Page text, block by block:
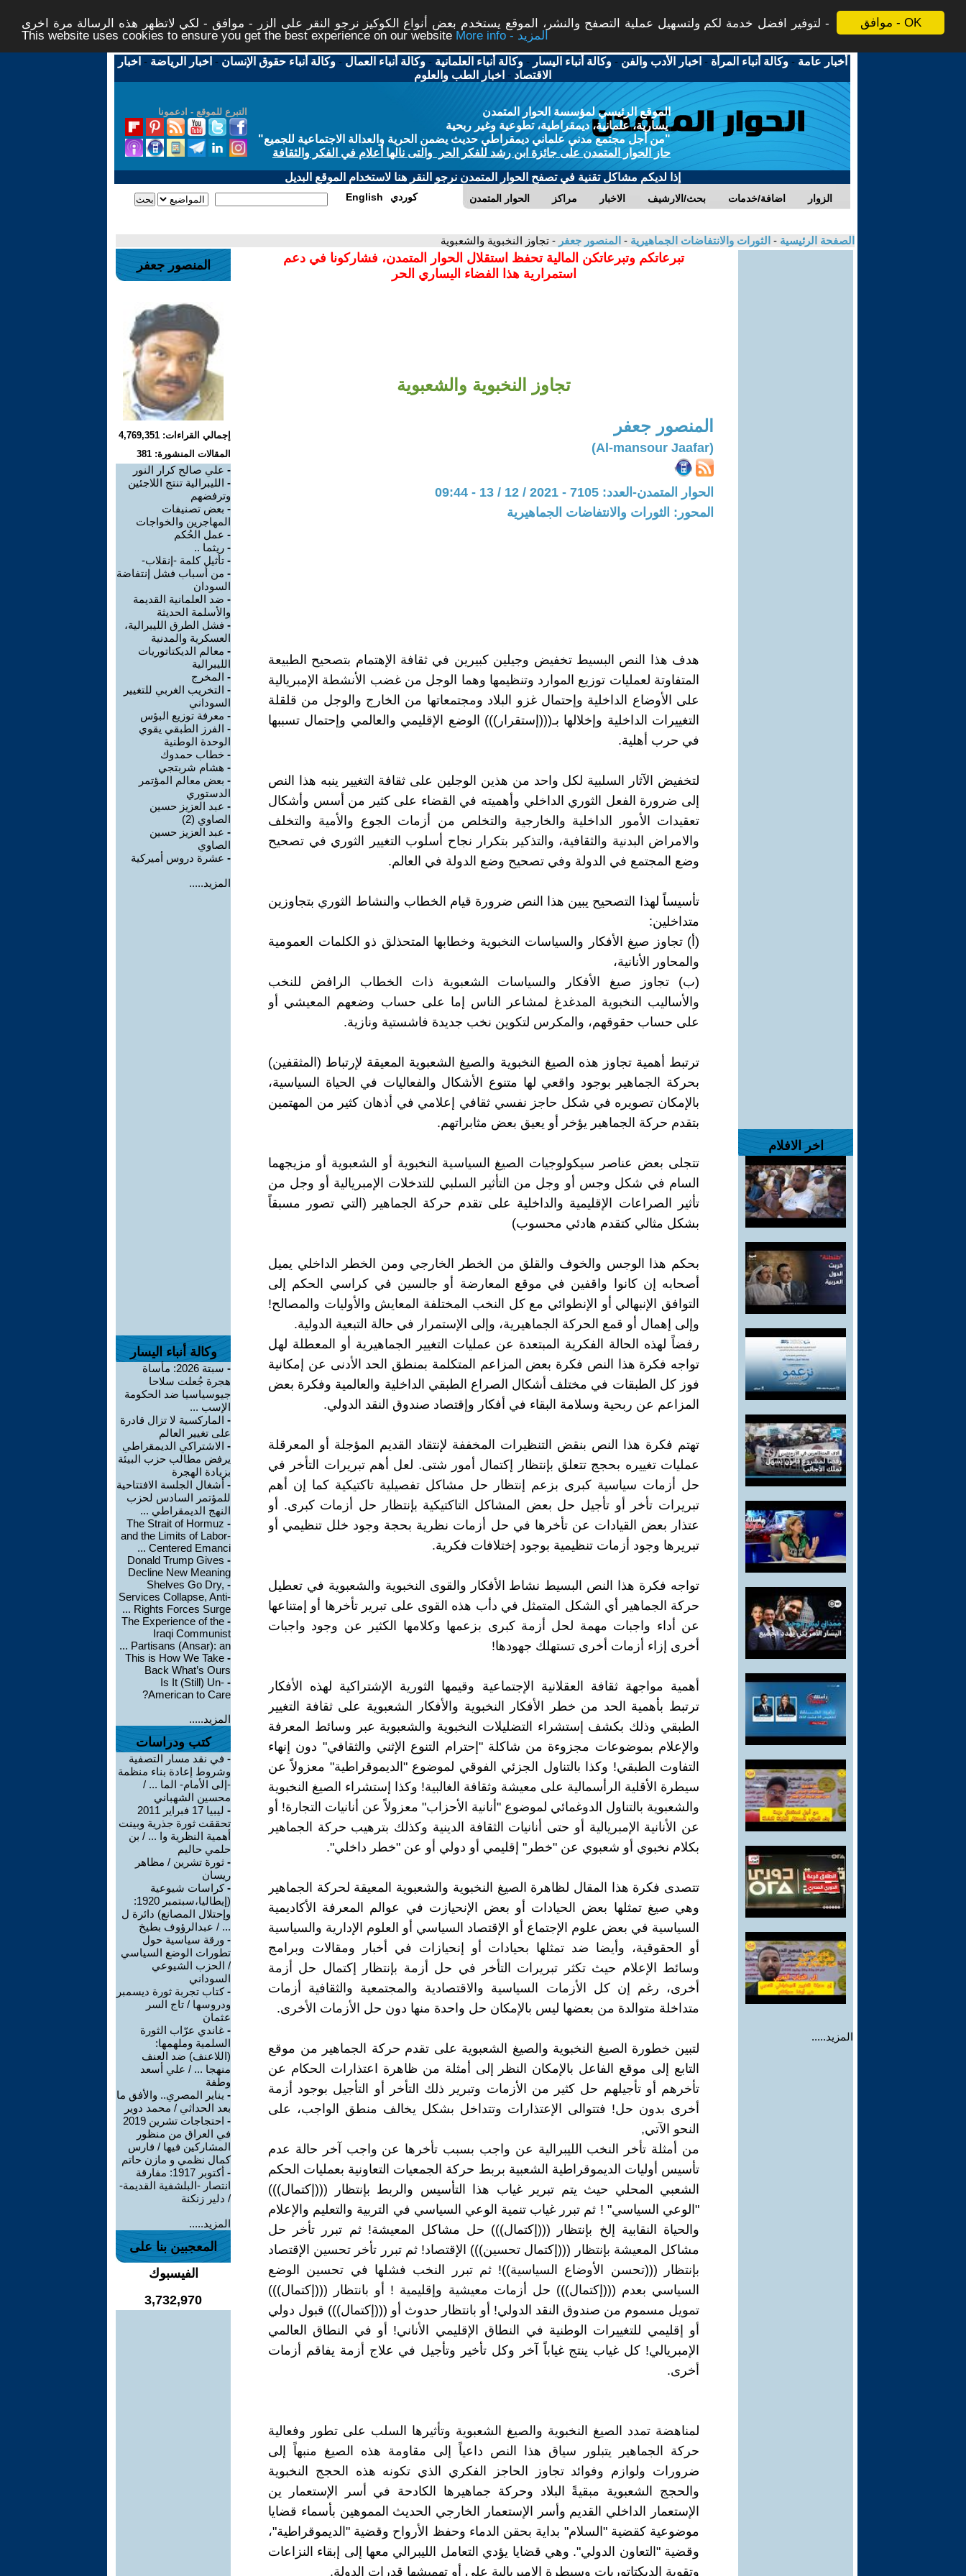
موافق - OK
لتوفير افضل خدمة لكم ولتسهيل عملية التصفح والنشر، الموقع يستخدم بعض أنواع الكوكيز نرجو النقر على الزر - موافق - لكي لاتظهر هذه الرسالة مرة اخرى -
This website uses cookies to ensure you get the best experience on our website
More info - المزيد
أخبار عامة -وكالة أنباء المرأة - اخبار الأدب والفن -وكالة أنباء اليسار -وكالة أنباء العلمانية -وكالة أنباء العمال -وكالة أنباء حقوق الإنسان - اخبار الرياضة - اخبار
الاقتصاد - اخبار الطب والعلوم
التبرع للموقع - ادعمونا
الموقع الرئيسي لمؤسسة الحوار المتمدن
يسارية، علمانية، ديمقراطية، تطوعية وغير ربحية
"من أجل مجتمع مدني علماني ديمقراطي حديث يضمن الحرية والعدالة الاجتماعية للجميع"
حاز الحوار المتمدن على جائزة ابن رشد للفكر الحر والتى نالها أعلام في الفكر والثقافة
إذا لديكم مشاكل تقنية في تصفح الحوار المتمدن نرجو النقر هنا لاستخدام الموقع البديل
الحوار المتمدن مراكز الاخبار بحث/الارشيف اضافة/خدمات الزوار English كوردي
الصفحة الرئيسية - الثورات والانتفاضات الجماهيرية - المنصور جعفر - تجاوز النخبوية والشعبوية
اخر الافلام
المزيد.....
تبرعاتكم وتبرعاتكن المالية تحفظ استقلال الحوار المتمدن، فشاركونا في دعم
استمرارية هذا الفضاء اليساري الحر
تجاوز النخبوية والشعبوية
المنصور جعفر
(Al-mansour Jaafar)
الحوار المتمدن-العدد: 7105 - 2021 / 12 / 13 - 09:44
المحور: الثورات والانتفاضات الجماهيرية
هدف هذا النص البسيط تخفيض وجيلين كبيرين في ثقافة الإهتمام بتصحيح الطبيعة
المتفاوتة لعمليات توزيع الموارد وتنظيمها وهما الوجل من غضب الأنشطة الإمبريالية
على الأوضاع الداخلية وإحتمال غزو البلاد ومجتمعاتها من الخارج والوجل من قلقلة
التغييرات الداخلية وإخلالها بـ(((إستقرار))) الوضع الإقليمي والعالمي وإحتمال تسببها
في حرب أهلية.
لتخفيض الآثار السلبية لكل واحد من هذين الوجلين على ثقافة التغيير ينبه هذا النص
إلى ضرورة الفعل الثوري الداخلي وأهميته في القضاء على كثير من أسس وأشكال
تعقيدات الأمور الداخلية والخارجية والتخلص من أزمات الجوع والأمية والتخلف
والامراض البدنية والثقافية، والتذكير بتكرار نجاح أسلوب التغيير الثوري في تصحيح
وضع المجتمع في الدولة وفي تصحيح وضع الدولة في العالم.
تأسيساً لهذا التصحيح يبين هذا النص ضرورة قيام الخطاب والنشاط الثوري بتجاوزين
متداخلين:
(أ) تجاوز صيغ الأفكار والسياسات النخبوية وخطابها المتحذلق ذو الكلمات العمومية
والمحاور الأنانية،
(ب) تجاوز صيغ الأفكار والسياسات الشعبوية ذات الخطاب الرافض للنخب
والأساليب النخبوية المدغدغ لمشاعر الناس إما على حساب وضعهم المعيشي أو
على حساب حقوقهم، والمكرس لتكوين نخب جديدة فاشستية ونازية.
ترتبط أهمية تجاوز هذه الصيغ النخبوية والصيغ الشعبوية المعيقة لإرتباط (المثقفين)
بحركة الجماهير بوجود واقعي لها متنوع الأشكال والفعاليات في الحياة السياسية،
بالإمكان تصويره في شكل حاجز نفسي ثقافي إعلامي في أذهان كثير من المهتمين
بتقدم حركة الجماهير يؤخر أو يعيق بعض مثابراتهم.
تتجلى بعض عناصر سيكولوجيات الصيغ السياسية النخبوية أو الشعبوية أو مزيجهما
السام في شكل وجس أو وجل من التأثير السلبي للتدخلات الإمبريالية أو وجل من
تأثير الصراعات الإقليمية والداخلية على تقدم حركة الجماهير (التي تصور مسبقاً
بشكل مثالي كتقدم هادئي محسوب)
بحكم هذا الوجس والخوف والقلق من الخطر الخارجي ومن الخطر الداخلي يميل
أصحابه إن كانوا واقفين في موقع المعارضة أو جالسين في كراسي الحكم إلى
التوافق الإنبهالي أو الإنطوائي مع كل النخب المختلفة المعايش والأوليات والمصالح!
وإلى إهمال أو قمع الحركة الجماهيرية، وإلى الإستمرار في حالة التبعية الدولية.
رفضاً لهذه الحالة الفكرية المبتعدة عن عمليات التغيير الجماهيرية أو المعطلة لهل
تواجه فكرة هذا النص فكرة بعض المزاعم المتكلمة بمنطق الحد الأدنى عن إمكانية
فوز كل الطبقات في مختلف أشكال الصراع الطبقي الداخلية والعالمية وفكرة بعض
المزاعم عن ربحية وسلامة البقاء في أفكار وإقتصاد صندوق النقد الدولي.
تهتم فكرة هذا النص بنقض التنظيرات المخففة لإنتقاد القديم المؤجلة أو المعرقلة
عمليات تغييره بحجج تتعلق بإنتظار إكتمال أمور شتى. لعل أهم تبريرات التأخر في
حل أزمات سياسية كبرى بزعم إنتظار حل مشاكل تفصيلية تاكتيكية كما إن أهم
تبريرات تأخر أو تأجيل حل بعض المشاكل التاكتيكية بإنتظار حل أزمات كبرى. أو
عتذار بعض القيادات عن تأخرها في حل أزمات نظرية بحجة وجود خلل تنظيمي أو
تبريرها وجود أزمات تنظيمية بوجود إختلافات فكرية.
تواجه فكرة هذا النص البسيط نشاط الأفكار والقوى النخبوية والشعبوية في تعطيل
حركة الجماهير أي الشكل المتمثل في دأب هذه القوى على تبرير تأخرها أو إمتناعها
عن أداء واجبات مهمة لحل أزمة كبرى بزعمها وكلامها الكثير عن وجود واجبات
أخرى إزاء أزمات أخرى تستهلك جهودها!
أهمية مواجهة ثقافة العقلانية الإجتماعية وقيمها الثورية الإشتراكية لهذه الأفكار
ترتبط بأهمية الحد من خطر الأفكار النخبوية والأفكار الشعبوية على ثقافة التغيير
الطبقي وذلك بكشف إستشراء التضليلات النخبوية والشعبوية عبر وسائط المعرفة
والإعلام بموضوعات مجزوءة من شاكلة "إحترام التنوع الإثني والثقافي" دون إنهاء
التفاوت الطبقي! وكذا بالتناول الجزئي الفوقي لموضوع "الديموقراطية" معزولاً عن
سيطرة الأقلية الرأسمالية على معيشة وثقافة الغالبية! وكذا إستشراء الصيغ النخبوية
والشعبوية بالتناول الدوغمائي لموضوع "أنانية الأحزاب" معزولاً عن أنانيات التجارة! أو
عن الأنانية الإمبريالية أو حتى أنانيات الثقافة الدينية وكذلك بترهيب حركة الجماهير
بكلام نخبوي أو شعبوي عن "خطر" إقليمي أو دولي أو عن "خطر داخلي".
تتصدى فكرة هذا المقال لظاهرة الصيغ النخبوية والشعبوية المعيقة لحركة الجماهير
وهي صيغ تمثلها بعض الحيادات أو بعض الإنحيازت في عوالم المعرفة الأكاديمية
السياسية في بعض علوم الإجتماع أو الإقتصاد السياسي أو العلوم الإدارية والسياسية
أو الحقوقية، وأيضا ضد تمثلها بحيادات أو إنحيازات في أخبار ومقالات وبرامج
وسائط الإعلام حيث تكثر تبريرات التأخر في حل أزمة بإنتظار إكتمال حل أزمة
أخرى، رغم إن كل الأزمات السياسية والاقتصادية والمجتمعية والثقافية أزمات
متداخلة متوالدة من بعضها ليس بالإمكان حل واحدة منها دون حل الأزمات الأخرى.
لتبين خطورة الصيغ النخبوية والصيغ الشعبوية على تقدم حركة الجماهير من موقع
التابع إلى موقع الفاعل بالإمكان النظر إلى أمثلة من ظاهرة اعتذارات الحكام عن
تأخرهم أو تأجيلهم حل كثير من الأزمات وتبرير ذلك التأخر أو التأجيل بوجود أزمة
أخرى بدون حل! فتتوالى الإعتذارات وتتداخل بشكل يخالف منطق الواجب، على
النحو الآتي,
من أمثلة تأخر النخب الليبرالية عن واجب بسبب تأخرها عن واجب آخر حالة عدم
تأسيس أوليات الديموقراطية الشعبية بربط حركة الجمعيات التعاونية بعمليات الحكم
الشعبي المحلي حيث يتم تبرير غياب هذا التأسيس والربط بإنتظار (((إكتمال)))
"الوعي السياسي" ! ثم تبرر غياب تنمية الوعي السياسي في التربية والتعليم والإعلام
والحياة النقابية إلخ بإنتظار (((إكتمال))) حل مشاكل المعيشة! ثم تبرر تأخر حل
مشاكل المعيشة بإنتظار (((إكتمال تحسين))) الإقتصاد! ثم تبرر تأخر تحسين الإقتصاد
بإنتظار (((تحسن الأوضاع السياسية))! ثم تبرر النخب فشلها في تحسين الوضع
السياسي بعدم (((إكتمال))) حل أزمات معيشية وإقليمية ! أو بانتظار (((إكتمال)))
تمويل مسموم من صندوق النقد الدولي! أو بانتظار حدوث أو (((إكتمال))) قبول دولي
أو إقليمي للتغييرات الوطنية في النطاق الإقليمي الأناني! أو في النطاق العالمي
الإمبريالي! كل غياب ينتج غياباً آخر وكل تأخير وتأجيل في علاج أزمة يفاقم أزمات
أخرى.
لمناهضة تمدد الصيغ النخبوية والصيغ الشعبوية وتأثيرها السلب على تطور وفعالية
حركة الجماهير يتبلور سياق هذا النص داعياً إلى مقاومة هذه الصيغ منبهاً إلى
ضرورات ولوازم وفوائد تجاوز الحاجز الفكري الذي تكونه هذه الحجج النخبوية
والحجج الشعبوية مبقيةً البلاد وحركة جماهيرها الكادحة في أسر الإستعمار ين
الإستعمار الداخلي القديم وأسر الإستعمار الخارجي الحديث المموهين بأسماء قضايا
موضوعية كقضية "السلام" بداية بحقن الدماء وحفظ الأرواح وقضية "الديموقراطية"،
وقضية "التعاون الدولي". وهي قضايا يؤدي التعامل الليبرالي معها إلى إبقاء النزاعات
وتقوية الديكتاتوريات وسيطرة الإمبريالية على أو تهميشها قدرات الدولة.
المنصور جعفر
إجمالي القراءات: 4,769,351
المقالات المنشورة: 381
- علي صالح كرار النور
- الليبرالية تنتج اللاجئين
وترفضهم
- بعض تصنيفات
المهاجرين والخواجات
- عمل الحُكم
- ريثما ..
- تأثيل كلمة -إنقلاب-
- من أسباب فشل إنتفاضة
السودان
- ضد العلمانية القديمة
والأسلمة الحديثة
- فشل الطرق الليبرالية،
العسكرية والمدنية
- معالم الديكتاتوريات
الليبرالية
- المخرج
- التخريب الغربي للتغيير
السوداني
- معرفة توزيع البؤس
- الفرز الطبقي يقوي
الوحدة الوطنية
- خطاب حمدوك
- هشام شربتجي
- بعض معالم المؤتمر
الدستوري
- عبد العزيز حسين
الصاوي (2)
- عبد العزيز حسين
الصاوي
- عشرة دروس أميركية
المزيد.....
وكالة أنباء اليسار
-
سبتة 2026: مأساة
هجرة جُعلت سلاحا
جيوسياسيا ضد الحكومة
الإسب ...
- الماركسية لا تزال قادرة
على تغيير العالم
- الاشتراكي الديمقراطي
يرفض مطالب حزب البيئة
بزيادة الهجرة
- أشغال الجلسة الافتتاحية
للمؤتمر السادس لحزب
النهج الديمقراطي ...
-
The Strait of Hormuz
and the Limits of Labor-
Centered Emanci ...
-
Donald Trump Gives
Decline New Meaning
-
Shelves Go Dry,
Services Collapse, Anti-
Rights Forces Surge ...
-
The Experience of the
Iraqi Communist
Partisans (Ansar): an ...
-
This is How We Take
Back What’s Ours
-
Is It (Still) Un-
American to Care?
المزيد.....
كتب ودراسات
- في نقد مسار التصفية
وشروط إعادة بناء منظمة
-إلى الأمام- الما ... /
محسين الشهباني
-
ليبيا 17 فبراير 2011
تحققت ثورة جذرية وبينت
أهمية النظرية وا ... / بن
حلمي حاليم
- ثورة تشرين / مظاهر
ريسان
-كراسات شيوعية
(إيطاليا،سبتمبر 1920:
وإحتلال المصانع) دائرة ل
... / عبدالرؤوف بطيخ
- ورقة سياسية حول
تطورات الوضع السياسي
/ الحزب الشيوعي
السوداني
-كتاب تجربة ثورة ديسمبر
ودروسها / تاج السر
عثمان
- غاندي عرّاب الثورة
السلمية وملهمها:
(اللاعنف) ضد العنف
منهجا ... / علي أسعد
وطفة
- يناير المصري.. والأفق ما
بعد الحداثي / محمد دوير
-
احتجاجات تشرين 2019
في العراق من منظور
المشاركين فيها / فارس
كمال نظمي و مازن حاتم
-
أكتوبر 1917: مفارقة
انتصار -البلشفية القديمة-
/ دلير زنكنة
المزيد.....
المعجبين بنا على
الفيسبوك
3,732,970